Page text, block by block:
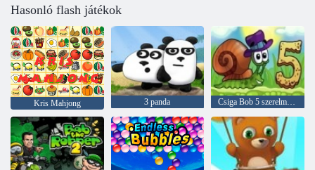
Hasonló flash játékok
Kris Mahjong 3 panda Csiga Bob 5 szerelmi történet